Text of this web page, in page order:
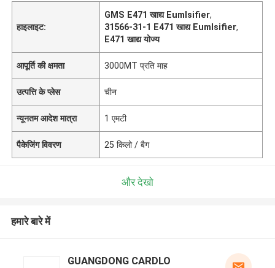
हाइलाइट:
GMS E471 खाद्य Eumlsifier,
31566-31-1 E471 खाद्य Eumlsifier,
E471 खाद्य योज्य
आपूर्ति की क्षमता 3000MT प्रति माह
उत्पत्ति के प्लेस चीन
न्यूनतम आदेश मात्रा 1 एमटी
पैकेजिंग विवरण 25 किलो / बैग
और देखो
हमारे बारे में
GUANGDONG CARDLO